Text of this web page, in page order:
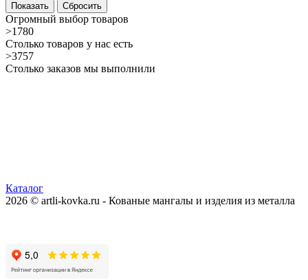
Сбросить
Огромный выбор товаров
>1780
Столько товаров у нас есть
>3757
Столько заказов мы выполнили
Каталог
2026 © artli-kovka.ru - Кованые мангалы и изделия из металла